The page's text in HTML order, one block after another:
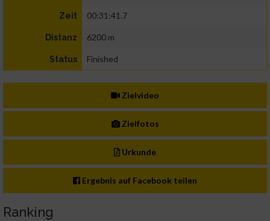
Zeit 00:31:41.7
Distanz 6200 m
Status Finished
Zielvideo
Zielfotos
Urkunde
Ergebnis auf Facebook teilen
Ranking